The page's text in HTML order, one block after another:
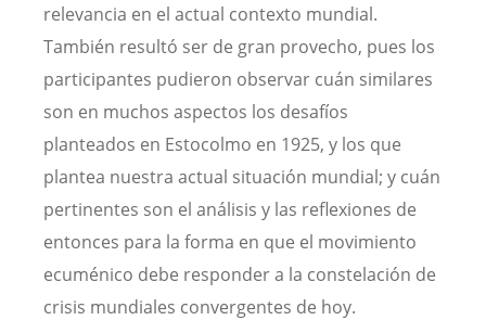
relevancia en el actual contexto mundial.
También resultó ser de gran provecho, pues los
participantes pudieron observar cuán similares
son en muchos aspectos los desafíos
planteados en Estocolmo en 1925, y los que
plantea nuestra actual situación mundial; y cuán
pertinentes son el análisis y las reflexiones de
entonces para la forma en que el movimiento
ecuménico debe responder a la constelación de
crisis mundiales convergentes de hoy.